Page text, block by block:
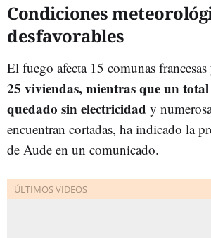
Condiciones
desfavorables
El fuego afecta 15 comunas francesas
25 viviendas, mientras que un total
quedado sin electricidad y
encuentran cortadas, ha indicado la
de Aude en un comunicado.